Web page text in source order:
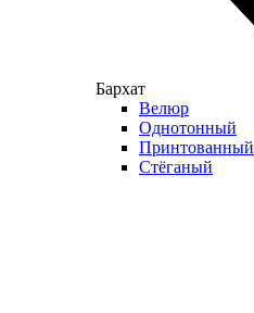
Бархат
Велюр
Однотонный
Принтованный
Стёганый